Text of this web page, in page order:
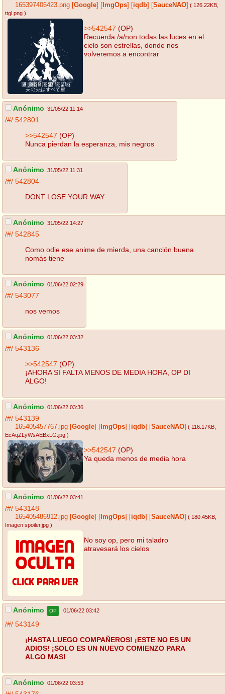
165397406423.png Google ImgOps iqdb SauceNAO ( 126.22KB
ttgl.png )
>>542547 (OP)
Recuerda /a/non todas las luces en el
cielo son estrellas, donde nos
volveremos a encontrar
Anónimo 31/05/22 11:14
/#/ 542801
>>542547 (OP)
Nunca pierdan la esperanza, mis negros
Anónimo 31/05/22 11:31
/#/ 542804
DONT LOSE YOUR WAY
Anónimo 31/05/22 14:27
/#/ 542845
Como odie ese anime de mierda, una canción buena
nomás tiene
Anónimo 01/06/22 02:29
/#/ 543077
nos vemos
Anónimo 01/06/22 03:32
/#/ 543136
>>542547 (OP)
¡AHORA SI FALTA MENOS DE MEDIA HORA, OP DI
ALGO!
Anónimo 01/06/22 03:36
/#/ 543139
165405457767.jpg Google ImgOps iqdb SauceNAO ( 116.17KB
EcAqZLyWsAEBxLG.jpg )
>>542547 (OP)
Ya queda menos de media hora
Anónimo 01/06/22 03:41
/#/ 543148
165405486912.jpg Google ImgOps iqdb SauceNAO ( 180.45KB
Imagen spoiler.jpg )
No soy op, pero mi taladro
atravesará los cielos
Anónimo OP 01/06/22 03:42
/#/ 543149
¡HASTA LUEGO COMPAÑEROS! ¡ESTE NO ES UN
ADIOS! ¡SOLO ES UN NUEVO COMIENZO PARA
ALGO MAS!
Anónimo 01/06/22 03:53